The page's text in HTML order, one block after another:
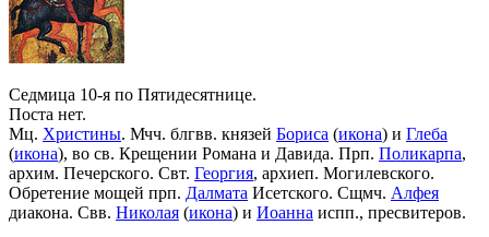
Седмица 10-я по Пятидесятнице.
Поста нет.
Мц. Христины. Мчч. блгвв. князей Бориса (икона) и Глеба
(икона), во св. Крещении Романа и Давида. Прп. Поликарпа,
архим. Печерского. Свт. Георгия, архиеп. Могилевского.
Обретение мощей прп. Далмата Исетского. Сщмч. Алфея
диакона. Свв. Николая (икона) и Иоанна испп., пресвитеров.